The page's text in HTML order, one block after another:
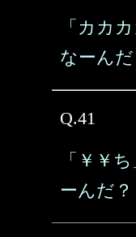
「カカ
なーんだ
Q.41
「￥￥
ーんだ？